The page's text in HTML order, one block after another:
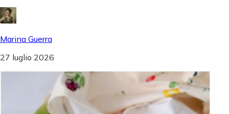
Marina Guerra
27 luglio 2026